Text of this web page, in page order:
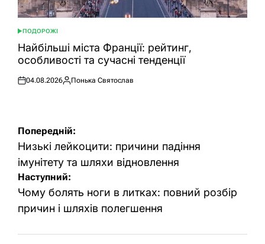
ОПУБЛІКУВАТИ
У
ПОДОРОЖІ
Найбільші міста Франції: рейтинг,
особливості та сучасні тенденції
Оприлюднено
04.08.2026
Опубліковано
Понька Святослав
Навігація
записів
Попередній:
Низькі лейкоцити: причини падіння
імунітету та шляхи відновлення
Наступний:
Чому болять ноги в литках: повний розбір
причин і шляхів полегшення